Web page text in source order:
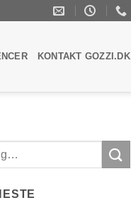
KONTAKT GOZZI.DK